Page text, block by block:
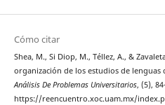
Cómo citar
Shea, M., Si Diop, M., Téllez, A., &
organización de los estudios de lenguas
Análisis De Problemas Universitarios, (5),
https://reencuentro.xoc.uam.mx/